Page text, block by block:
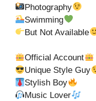
Photography
Swimming
But Not Available
Official Account
Unique Style Guy
Stylish Boy
Music Lover